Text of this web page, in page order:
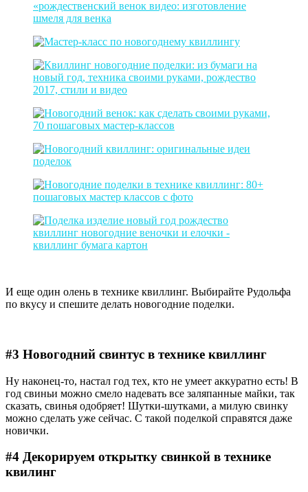
И еще один олень в технике квиллинг. Выбирайте Рудольфа
по вкусу и спешите делать новогодние поделки.
#3 Новогодний свинтус в технике квиллинг
Ну наконец-то, настал год тех, кто не умеет аккуратно есть! В
год свиньи можно смело надевать все заляпанные майки, так
сказать, свинья одобряет! Шутки-шутками, а милую свинку
можно сделать уже сейчас. С такой поделкой справятся даже
новички.
#4 Декорируем открытку свинкой в технике
квилинг